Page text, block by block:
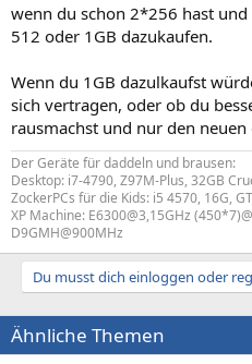
wenn du schon 2*256 hast
512 oder 1GB dazukaufen.
Wenn du 1GB dazulkaufst
sich vertragen, oder ob du
rausmachst und nur den neuen
Der Geräte für daddeln und brausen:
Desktop: i7-4790, Z97M-Plus, 32GB
ZockerPCs für die Kids: i5 4570, 16G,
XP Machine: E6300@3,15GHz
D9GMH@900MHz
Du musst dich einloggen oder
Ähnliche Themen